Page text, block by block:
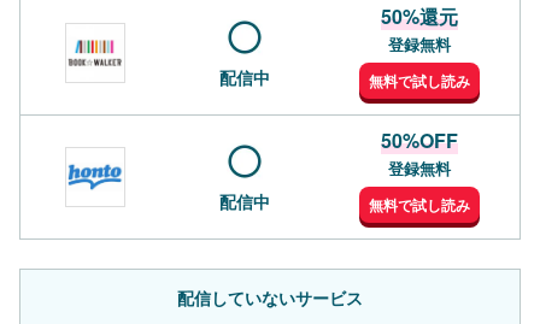
配信中
50%還元
登録無料
無料で試し読み
配信中
50%OFF
登録無料
無料で試し読み
配信していないサービス